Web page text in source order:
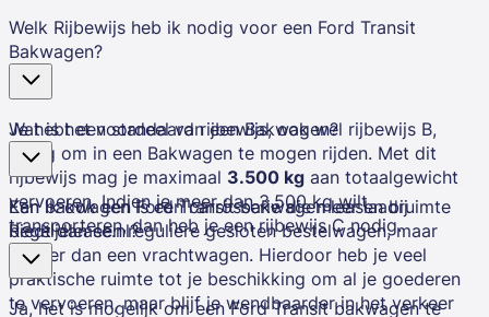
Welk Rijbewijs heb ik nodig voor een Ford Transit
Bakwagen?
Je hebt een standaard rijbewijs, ook wel rijbewijs B,
nodig om in een Bakwagen te mogen rijden. Met dit
rijbewijs mag je maximaal 3.500 kg aan totaalgewicht
vervoeren. Indien je meer dan 3.500 kg wilt
transporteren, dan heb je een rijbewijs C nodig.
Wat is het voordeel van een Bakwagen?
Een bakwagen is een carrosserie die meer laadruimte
biedt dan een reguliere gesloten bestelwagen, maar
minder dan een vrachtwagen. Hierdoor heb je veel
praktische ruimte tot je beschikking om al je goederen
te vervoeren, maar blijf je wendbaarder in het verkeer
Kan ik ook een Ford Transit bakwagen leasen bij
Regeljelease.nl?
Ja, het is mogelijk om een Ford Transit bakwagen te